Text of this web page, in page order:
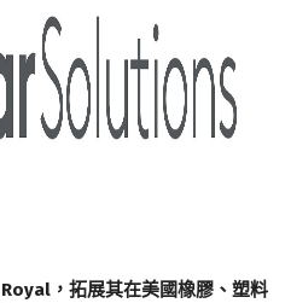
，拓展其在美國橡膠、塑料